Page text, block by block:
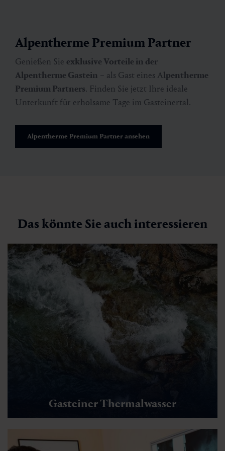
Alpentherme Premium Partner
Genießen Sie exklusive Vorteile in der
Alpentherme Gastein – als Gast eines Alpentherme
Premium Partners. Finden Sie jetzt Ihre ideale
Unterkunft für erholsame Tage im Gasteinertal.
Alpentherme Premium Partner ansehen
Das könnte Sie auch interessieren
Gasteiner Thermalwasser